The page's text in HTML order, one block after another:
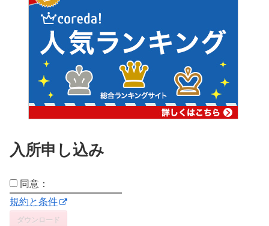
入所申し込み
同意：
規約と条件
ダウンロード